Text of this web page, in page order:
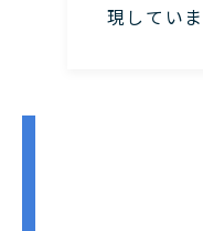
現していま